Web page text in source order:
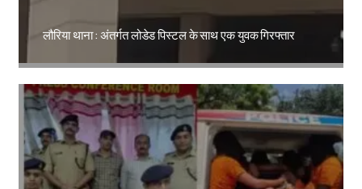
लौरिया थाना : अंतर्गत लोडेड पिस्टल के साथ एक युवक गिरफ्तार